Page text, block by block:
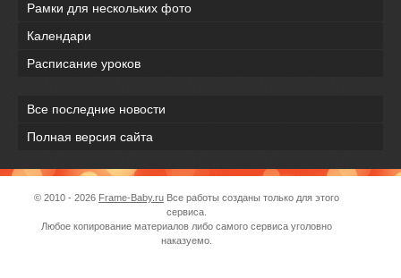
Рамки для нескольких фото
Календари
Расписание уроков
Все последние новости
Полная версия сайта
© 2010 - 2026 Frame-Baby.ru Все работы созданы только для этого
сервиса.
Любое копирование материалов либо самого сервиса уголовно
наказуемо.